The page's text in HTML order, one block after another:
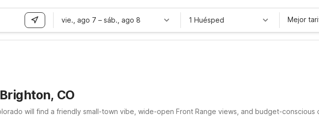
vie., ago 7 – sáb., ago 8 1 Huésped Mejor
CO
will find a friendly small-town vibe, wide-open Front Range views, and budget-